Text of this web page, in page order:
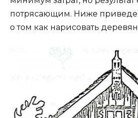
потрясающим. Ниже
о том как нарисовать